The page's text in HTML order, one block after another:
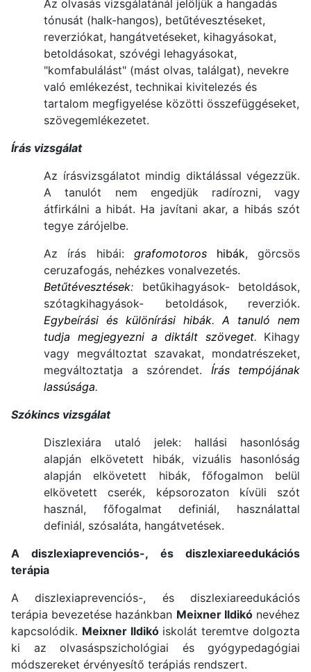
Az olvasás vizsgálatánál jelöljük a hangadás
tónusát (halk-hangos), betűtévesztéseket,
reverziókat, hangátvetéseket, kihagyásokat,
betoldásokat, szóvégi lehagyásokat,
"komfabulálást" (mást olvas, találgat), nevekre
való emlékezést, technikai kivitelezés és
tartalom megfigyelése közötti összefüggéseket,
szövegemlékezetet.
Írás vizsgálat
Az írásvizsgálatot mindig diktálással végezzük.
A tanulót nem engedjük radírozni, vagy
átfirkálni a hibát. Ha javítani akar, a hibás szót
tegye zárójelbe.
Az írás hibái: grafomotoros hibák, görcsös
ceruzafogás, nehézkes vonalvezetés.
Betűtévesztések: betűkihagyások- betoldások,
szótagkihagyások- betoldások, reverziók.
Egybeírási és különírási hibák.A tanuló nem
tudja megjegyezni a diktált szöveget. Kihagy
vagy megváltoztat szavakat, mondatrészeket,
megváltoztatja a szórendet.
Írás tempójának
lassúsága.
Szókincs vizsgálat
Diszlexiára utaló jelek: hallási hasonlóság
alapján elkövetett hibák, vizuális hasonlóság
alapján elkövetett hibák, főfogalmon belül
elkövetett cserék, képsorozaton kívüli szót
használ, főfogalmat definiál, használattal
definiál, szósaláta, hangátvetések.
A diszlexiaprevenciós-, és diszlexiareedukációs
terápia
A diszlexiaprevenciós-, és diszlexiareedukációs
terápia bevezetése hazánkban Meixner Ildikónevéhez
kapcsolódik. Meixner Ildikóiskolát teremtve dolgozta
ki az olvasáspszichológiai és gyógypedagógiai
módszereket érvényesítő terápiás rendszert.